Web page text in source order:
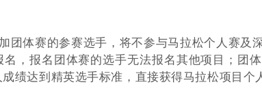
团体赛的参赛选手，将不参与马拉松个人赛及
，报名团体赛的选手无法报名其他项目；团
绩达到精英选手标准，直接获得马拉松项目个